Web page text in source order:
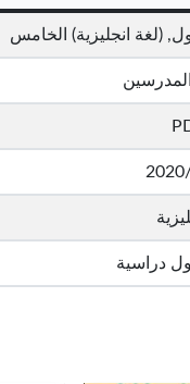
(لغة انجليزية) الخامس
دراسية